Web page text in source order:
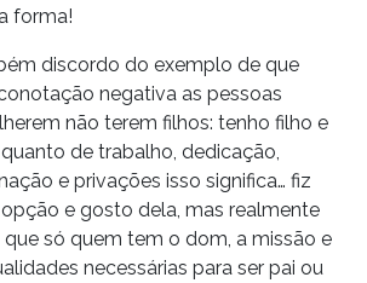
forma!
discordo do exemplo de que
negativa as pessoas
não terem filhos: tenho filho e
de trabalho, dedicação,
e privações isso significa… fiz
e gosto dela, mas realmente
que só quem tem o dom, a missão e
necessárias para ser pai ou